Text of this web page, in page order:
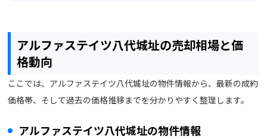
アルファステイツ八代城址の売却相場と価
格動向
ここでは、アルファステイツ八代城址の物件情報から、最新の成約
価格帯、そして過去の価格推移までを分かりやすく整理します。
アルファステイツ八代城址の物件情報